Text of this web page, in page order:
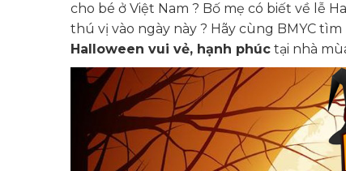
cho bé ở Việt Nam ? Bố mẹ có biết về lễ
thú vị vào ngày này ? Hãy cùng BMYC
Halloween vui vẻ, hạnh phúc tại nhà